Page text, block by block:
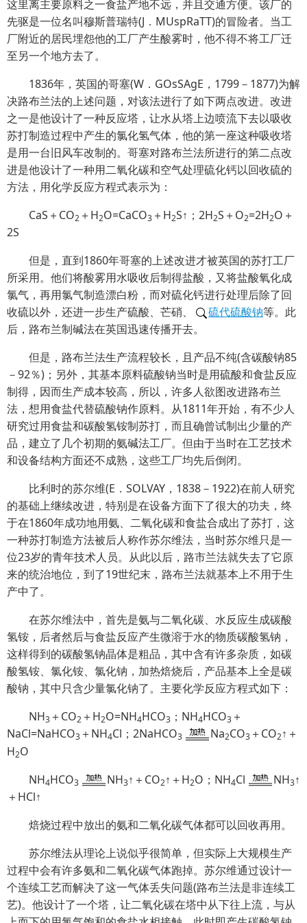
这里离主要原料之一食盐产地不远，并且交通方便。该厂的
先驱是一位名叫穆斯普瑞特(J．MUspRaTT)的冒险者。当工
厂附近的居民埋怨他的工厂产生酸雾时，他不得不将工厂迁
至另一个地方去了。
1836年，英国的哥塞(W．GOsSAgE，1799－1877)为解
决路布兰法的上述问题，对该法进行了如下两点改进。改进
之一是他设计了一种反应塔，让水从塔上边喷流下去以吸收
苏打制造过程中产生的氯化氢气体，他的第一座这种吸收塔
是用一台旧风车改制的。哥塞对路布兰法所进行的第二点改
进是他设计了一种用二氧化碳和空气处理硫化钙以回收硫的
方法，用化学反应方程式表示为：
CaS＋CO2 ＋H2O=CaCO3 ＋H2S↑；2H2S＋O2=2H2O＋
2S
但是，直到1860年哥塞的上述改进才被英国的苏打工厂
所采用。他们将酸雾用水吸收后制得盐酸，又将盐酸氧化成
氯气，再用氯气制造漂白粉，而对硫化钙进行处理后除了回
收硫以外，还进一步生产硫酸、芒硝、
硫代硫酸钠等。此
后，路布兰制碱法在英国迅速传播开去。
但是，路布兰法生产流程较长，且产品不纯(含碳酸钠85
－92％)；另外，其基本原料硫酸钠当时是用硫酸和食盐反应
制得，因而生产成本较高，所以，许多人欲图改进路布兰
法，想用食盐代替硫酸钠作原料。从1811年开始，有不少人
研究过用食盐和碳酸氢铵制苏打，而且确曾试制出少量的产
品，建立了几个初期的氨碱法工厂。但由于当时在工艺技术
和设备结构方面还不成熟，这些工厂均先后倒闭。
比利时的苏尔维(E．SOLVAY，1838－1922)在前人研究
的基础上继续改进，特别是在设备方面下了很大的功夫，终
于在1860年成功地用氨、二氧化碳和食盐合成出了苏打，这
一种苏打制造方法被后人称作苏尔维法，当时苏尔维只是一
位23岁的青年技术人员。从此以后，路市兰法就失去了它原
来的统治地位，到了19世纪末，路布兰法就基本上不用于生
产中了。
在苏尔维法中，首先是氨与二氧化碳、水反应生成碳酸
氢铵，后者然后与食盐反应产生微溶于水的物质碳酸氢钠，
这样得到的碳酸氢钠晶体是粗品，其中含有许多杂质，如碳
酸氢铵、氯化铵、氯化钠，加热焙烧后，产品基本上全是碳
酸钠，其中只含少量氯化钠了。主要化学反应方程式如下：
NH3 ＋CO2 ＋H2O=NH4HCO3 ；NH4HCO3 ＋
NaCl=NaHCO3 ＋NH4Cl；2NaHCO3 Na2CO3 ＋CO2↑＋
H2O
NH4HCO3 NH3↑＋CO2↑＋H2O；NH4Cl NH3↑
＋HCl↑
焙烧过程中放出的氨和二氧化碳气体都可以回收再用。
苏尔维法从理论上说似乎很简单，但实际上大规模生产
过程中会有许多氨和二氧化碳气体跑掉。苏尔维通过设计一
个连续工艺而解决了这一气体丢失问题(路布兰法是非连续工
艺)。他设计了一个塔，让二氧化碳在塔中从下往上流，与从